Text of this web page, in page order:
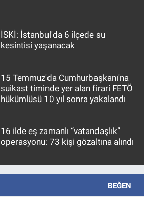
İSKİ: İstanbul'da 6 ilçede su
kesintisi yaşanacak
15 Temmuz'da Cumhurbaşkanı'na
suikast timinde yer alan firari FETÖ
hükümlüsü 10 yıl sonra yakalandı
16 ilde eş zamanlı “vatandaşlık”
operasyonu: 73 kişi gözaltına alındı
BEĞEN